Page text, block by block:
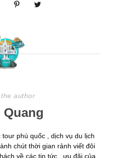
author
Quang
phú quốc , dịch vụ du lịch
chút thời gian rảnh viết đôi
về các tin tức , ưu đãi của